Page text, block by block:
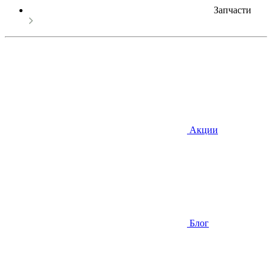
Запчасти
Акции
Блог